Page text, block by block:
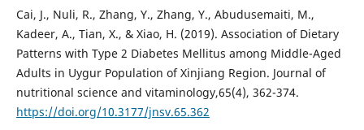
Cai, J., Nuli, R., Zhang, Y., Zhang, Y., Abudusemaiti, M.,
Kadeer, A., Tian, X., & Xiao, H. (2019). Association of Dietary
Patterns with Type 2 Diabetes Mellitus among Middle-Aged
Adults in Uygur Population of Xinjiang Region. Journal of
nutritional science and vitaminology,65(4), 362-374.
https://doi.org/10.3177/jnsv.65.362